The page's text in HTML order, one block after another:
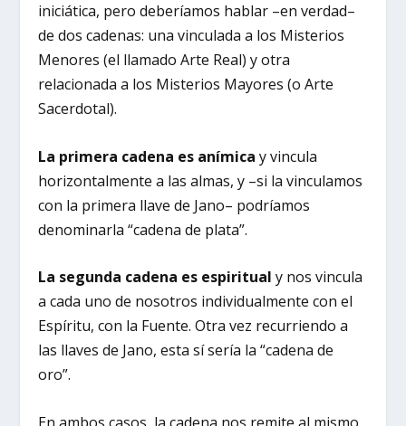
iniciática, pero deberíamos hablar –en verdad–
de dos cadenas: una vinculada a los Misterios
Menores (el llamado Arte Real) y otra
relacionada a los Misterios Mayores (o Arte
Sacerdotal).
La primera cadena es anímica y vincula
horizontalmente a las almas, y –si la vinculamos
con la primera llave de Jano– podríamos
denominarla “cadena de plata”.
La segunda cadena es espiritual y nos vincula
a cada uno de nosotros individualmente con el
Espíritu, con la Fuente. Otra vez recurriendo a
las llaves de Jano, esta sí sería la “cadena de
oro”.